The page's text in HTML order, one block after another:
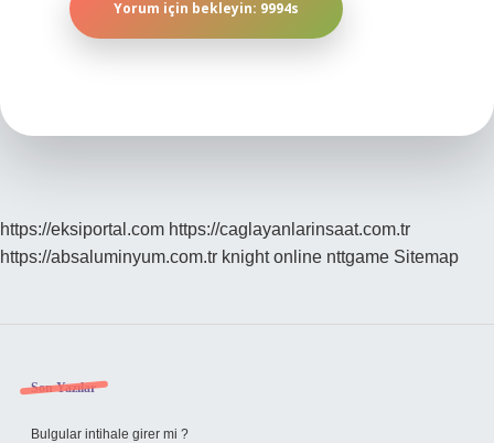
https://eksiportal.com https://caglayanlarinsaat.com.tr
https://absaluminyum.com.tr knight online nttgame Sitemap
Sidebar
Son Yazılar
Bulgular intihale girer mi ?